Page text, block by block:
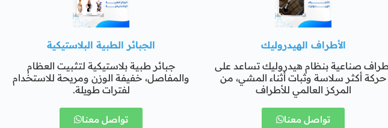
الأطراف الهيدروليك
صناعية بنظام هيدروليك تساعد على
حركة أكثر سلاسة وثبات أثناء المشي، من
المركز العالمي للأطراف
تواصل معنا
الجبائر الطبية البلاستيكية
جبائر طبية بلاستيكية لتثبيت العظام
والمفاصل، خفيفة الوزن ومريحة للاستخدام
لفترات طويلة.
تواصل معنا